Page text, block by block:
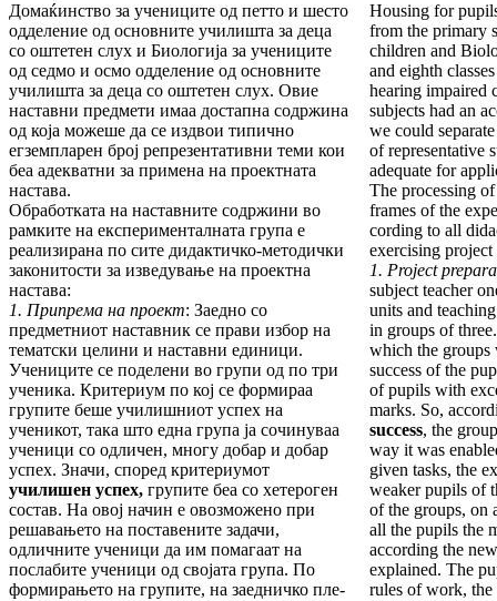
До­маќинство за учениците од петто и шесто
одде­ление од ос­нов­ните училишта за деца
со оштетен слух и Био­логија за учениците
од сед­мо и осмо одделение од основните
училишта за деца со оште­тен слух. Овие
наставни предмети имаа дос­тапна содржина
од која можеше да се издвои типично
егземпларен број репрезен­та­тивни те­ми кои
беа адекватни за примена на проектната
настава.
Обработката на наставните содржини во
рам­ки­те на експерименталната група е
реализирана по сите дидактичко-методички
законитости за изведување на проектна
настава:
1. Припрема на проект: Заедно со
предметниот наставник се прави избор на
тематски целини и наставни единици.
Учениците се поделени во групи од по три
ученика. Критериум по кој се формираа
групите беше училишниот успех на
ученикот, така што една група ја сочинуваа
уче­­ници со одличен, многу добар и добар
ус­пех. Значи, според критериумот
училишен ус­пех, групите беа со хетероген
состав. На овој начин е овозможено при
решавањето на поста­ве­ните задачи,
одличните ученици да им по­магаат на
послабите ученици од својата група. По
формирањето на групите, на заедничко пле­
Housing for
from the primary
children and
and eighth
hearing im­paired
subjects had an
we could
of representative
adequate for
The processing
frames of the
cording to all
exer­cising project
1. Project
subject teacher
units and
in groups of
which the groups
success of the
of pupils with
marks. So,
success, the
way it was
given tasks, the
weaker pupils of
of the groups, on
all the pupils the
according the
explained. The
rules of work, the